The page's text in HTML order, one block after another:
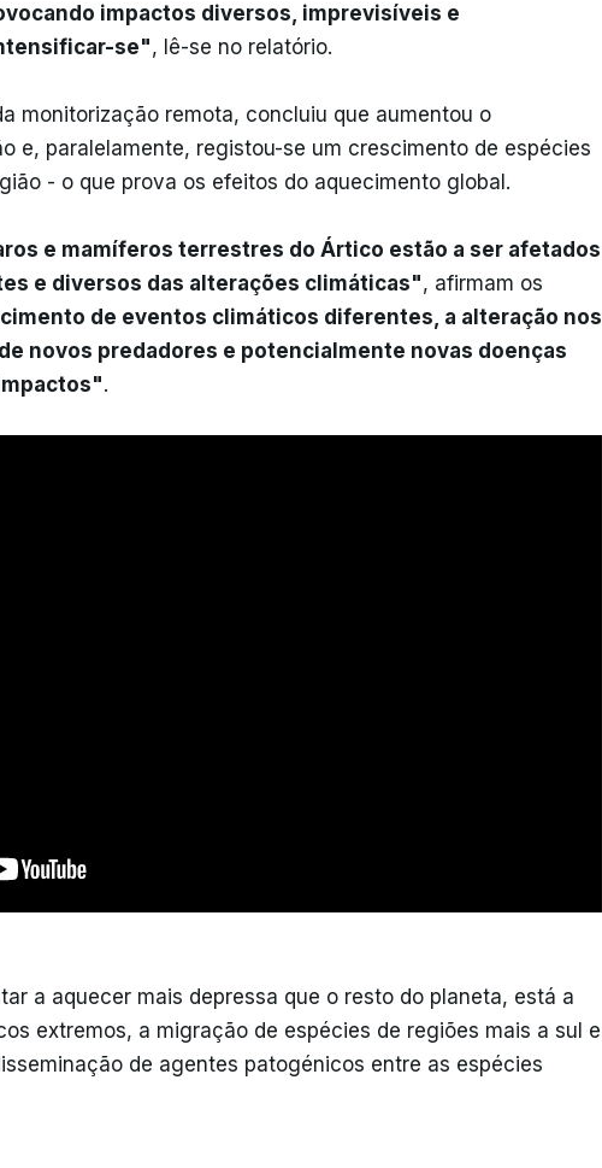
impactos diversos, imprevisíveis e
se", lê-se no relatório.
monitorização remota, concluiu que aumentou o
e, paralelamente, registou-se um crescimento de espécies
- o que prova os efeitos do aquecimento global.
e mamíferos terrestres do Ártico estão a ser afetados
e diversos das alterações climáticas", afirmam os
de eventos climáticos diferentes, a alteração nos
novos predadores e potencialmente novas doenças
.
a aquecer mais depressa que o resto do planeta, está a
extremos, a migração de espécies de regiões mais a sul e
de agentes patogénicos entre as espécies